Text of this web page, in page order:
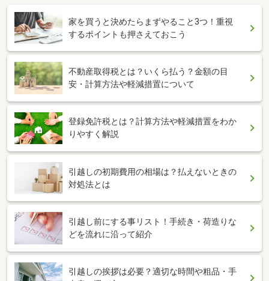
家を買うと決めたらまずやること3つ！重視
するポイントも押さえておこう
不動産取得税とは？いくら払う？金額の目
安・計算方法や軽減措置について
登録免許税とは？計算方法や軽減措置をわか
りやすく解説
引越しの初期費用の相場は？払えないときの
対処法とは
引越し前にする事リスト！手続き・荷造りな
どを流れに沿って紹介
引越しの挨拶は必要？適切な時間や粗品・手